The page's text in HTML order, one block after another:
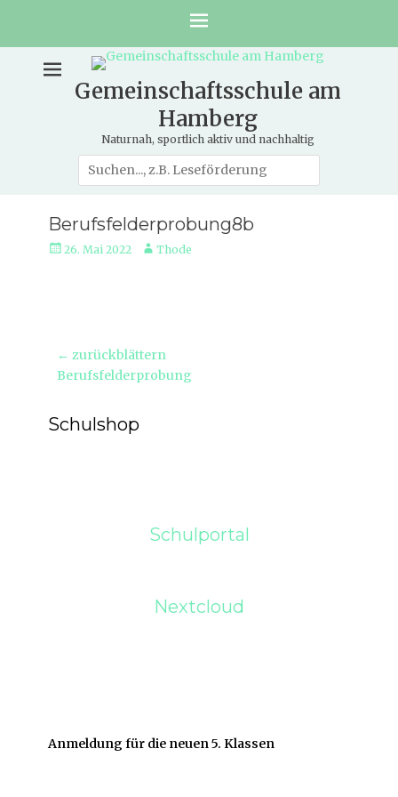
Gemeinschaftsschule am
Hamberg
Naturnah, sportlich aktiv und nachhaltig
Suche
nach:
Berufsfelderprobung8b
Veröffentlicht
26. Mai 2022 AutorThode
Beitragsnavigation
← zurückblättern
Vorheriger
Berufsfelderprobung
Schulshop
Schulportal
Nextcloud
Anmeldung für die neuen 5. Klassen